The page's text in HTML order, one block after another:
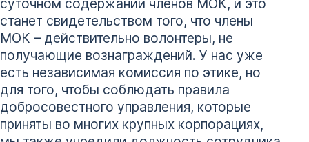
станет свидетельством того, что члены
МОК – действительно волонтеры, не
получающие вознаграждений. У нас уже
есть независимая комиссия по этике, но
для того, чтобы соблюдать правила
добросовестного управления, которые
приняты во многих крупных корпорациях,